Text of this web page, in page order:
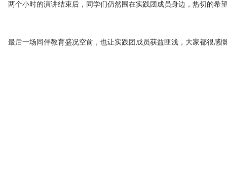
两个小时的演讲结束后，同学们仍然围在实践团成员身边，热切的希
最后一场同伴教育盛况空前，也让实践团成员获益匪浅，大家都很感